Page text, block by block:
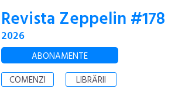
Revista Zeppelin #178
2026
ABONAMENTE
COMENZI
LIBRĂRII